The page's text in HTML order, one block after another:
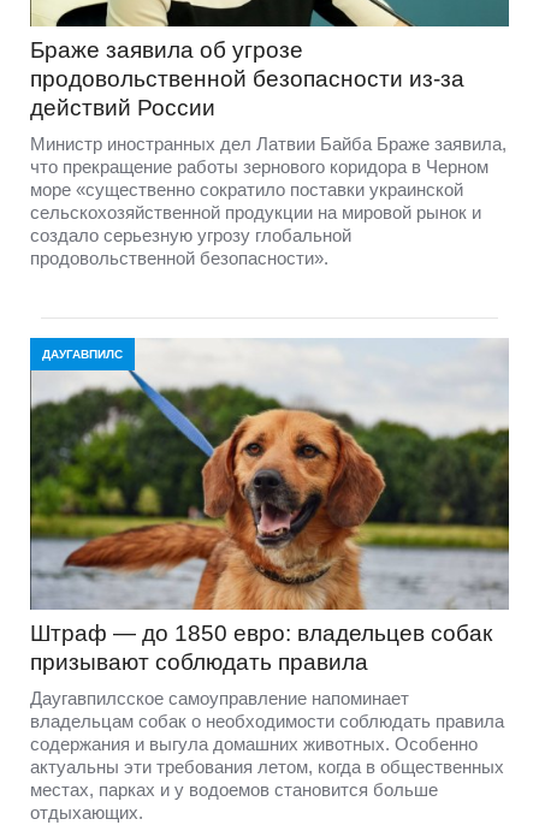
Браже заявила об угрозе
продовольственной безопасности из-за
действий России
Министр иностранных дел Латвии Байба Браже заявила,
что прекращение работы зернового коридора в Черном
море «существенно сократило поставки украинской
сельскохозяйственной продукции на мировой рынок и
создало серьезную угрозу глобальной
продовольственной безопасности».
ДАУГАВПИЛС
Штраф — до 1850 евро: владельцев собак
призывают соблюдать правила
Даугавпилсское самоуправление напоминает
владельцам собак о необходимости соблюдать правила
содержания и выгула домашних животных. Особенно
актуальны эти требования летом, когда в общественных
местах, парках и у водоемов становится больше
отдыхающих.